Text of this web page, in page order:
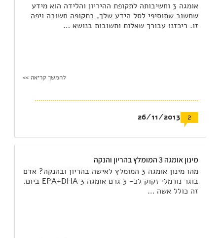
אומגה 3 וחשיבותה לתקופת ההיריון והלידה הוא מידע
שחשוב שתוסיפי לסל הידע שלך, בתקופה חשובה ויפה
זו. ריכזנו עבורך שאלות ותשובות בנושא …
להמשך קריאה >>
2
26/11/2013
מינון אומגה 3 המומלץ בהריון והנקה
מהו מינון אומגה 3 המומלץ לאישה בהריון ובהנקה? אדם
בוגר נורמלי זקוק לכ- 3 גרם אומגה 3 EPA+DHA ביום.
זה כולל אשה …